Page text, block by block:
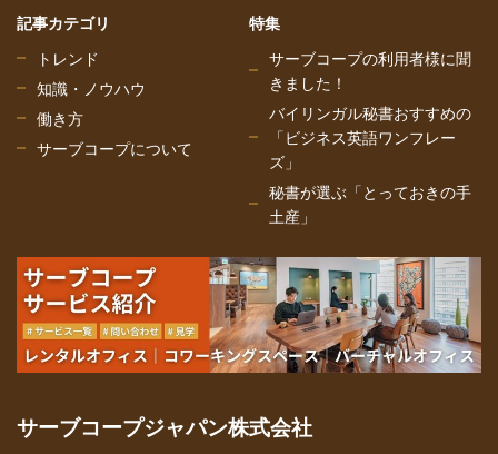
記事カテゴリ
トレンド
知識・ノウハウ
働き方
サーブコープについて
特集
サーブコープの利用者様に聞
きました！
バイリンガル秘書おすすめの
「ビジネス英語ワンフレー
ズ」
秘書が選ぶ「とっておきの手
土産」
サーブコープジャパン株式会社